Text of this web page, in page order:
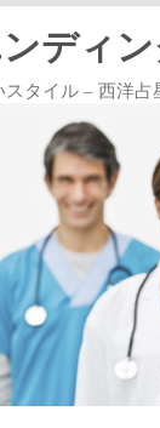
ディ
タイル – 西洋